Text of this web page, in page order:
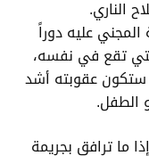
الناري.
عليه دوراً
تقع في نفسه،
ستكون عقوبته أشد
الطفل.
ما ترافق بجريمة